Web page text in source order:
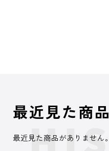
最近見た商品
最近見た商品がありません。